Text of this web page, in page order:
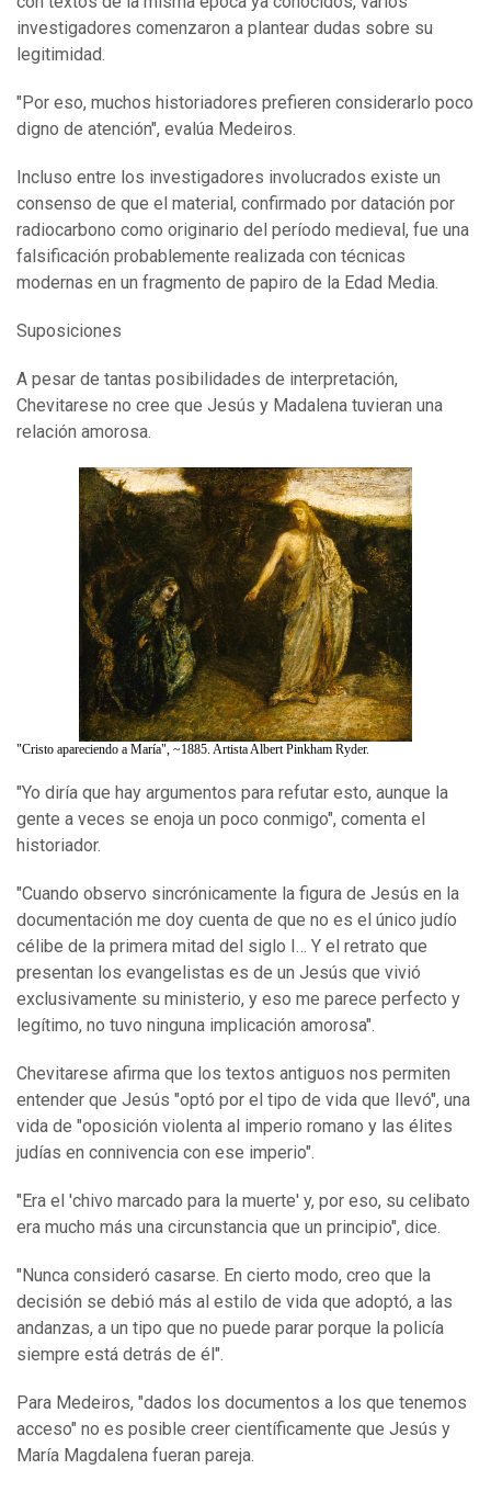
investigadores comenzaron a plantear dudas sobre su
legitimidad.
"Por eso, muchos historiadores prefieren considerarlo poco
digno de atención", evalúa Medeiros.
Incluso entre los investigadores involucrados existe un
consenso de que el material, confirmado por datación por
radiocarbono como originario del período medieval, fue una
falsificación probablemente realizada con técnicas
modernas en un fragmento de papiro de la Edad Media.
Suposiciones
A pesar de tantas posibilidades de interpretación,
Chevitarese no cree que Jesús y Madalena tuvieran una
relación amorosa.
"Cristo apareciendo a María", ~1885. Artista Albert Pinkham Ryder.
"Yo diría que hay argumentos para refutar esto, aunque la
gente a veces se enoja un poco conmigo", comenta el
historiador.
"Cuando observo sincrónicamente la figura de Jesús en la
documentación me doy cuenta de que no es el único judío
célibe de la primera mitad del siglo I… Y el retrato que
presentan los evangelistas es de un Jesús que vivió
exclusivamente su ministerio, y eso me parece perfecto y
legítimo, no tuvo ninguna implicación amorosa".
Chevitarese afirma que los textos antiguos nos permiten
entender que Jesús "optó por el tipo de vida que llevó", una
vida de "oposición violenta al imperio romano y las élites
judías en connivencia con ese imperio".
"Era el 'chivo marcado para la muerte' y, por eso, su celibato
era mucho más una circunstancia que un principio", dice.
"Nunca consideró casarse. En cierto modo, creo que la
decisión se debió más al estilo de vida que adoptó, a las
andanzas, a un tipo que no puede parar porque la policía
siempre está detrás de él".
Para Medeiros, "dados los documentos a los que tenemos
acceso" no es posible creer científicamente que Jesús y
María Magdalena fueran pareja.